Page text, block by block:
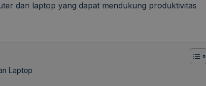
dan laptop yang dapat mendukung produktivitas
Laptop